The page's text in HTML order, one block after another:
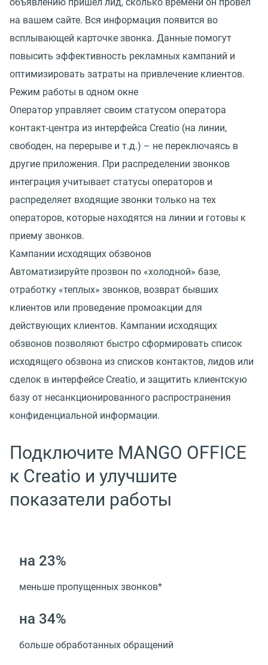
объявлению пришел лид, сколько времени он провел
на вашем сайте. Вся информация появится во
всплывающей карточке звонка. Данные помогут
повысить эффективность рекламных кампаний и
оптимизировать затраты на привлечение клиентов.
Режим работы в одном окне
Оператор управляет своим статусом оператора
контакт-центра из интерфейса Creatio (на линии,
свободен, на перерыве и т.д.) – не переключаясь в
другие приложения. При распределении звонков
интеграция учитывает статусы операторов и
распределяет входящие звонки только на тех
операторов, которые находятся на линии и готовы к
приему звонков.
Кампании исходящих обзвонов
Автоматизируйте прозвон по «холодной» базе,
отработку «теплых» звонков, возврат бывших
клиентов или проведение промоакции для
действующих клиентов. Кампании исходящих
обзвонов позволяют быстро сформировать список
исходящего обзвона из списков контактов, лидов или
сделок в интерфейсе Creatio, и защитить клиентскую
базу от несанкционированного распространения
конфиденциальной информации.
Подключите MANGO OFFICE
к Creatio и улучшите
показатели работы
на 23%
меньше пропущенных звонков*
на 34%
больше обработанных обращений